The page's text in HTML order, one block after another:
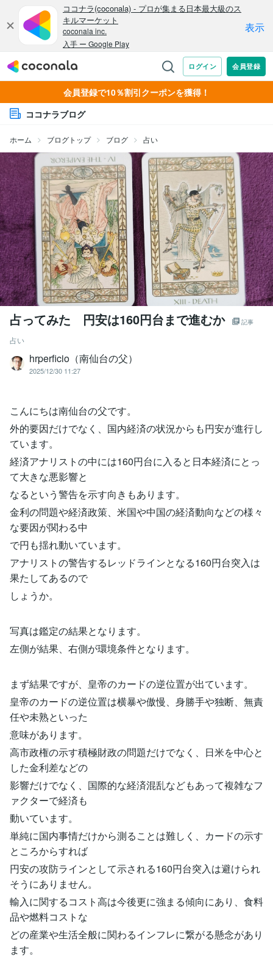
会員登録で10％割引クーポンを獲得！
ココナラブログ
ホーム ブログトップ ブログ 占い
占ってみた 円安は160円台まで進むか 記事
占い
hrperficio（南仙台の父）
2025/12/30 11:27
こんにちは南仙台の父です。
外的要因だけでなく、国内経済の状況からも円安が進行し
ています。
経済アナリストの中には160円台に入ると日本経済にとっ
て大きな悪影響と
なるという警告を示す向きもあります。
金利の問題や経済政策、米国や中国の経済動向などの様々
な要因が関わる中
で円も揺れ動いています。
アナリストの警告するレッドラインとなる160円台突入は
果たしてあるので
しょうか。
写真は鑑定の結果となります。
左側が結果、右側が環境条件となります。
まず結果ですが、皇帝のカードの逆位置が出ています。
皇帝のカードの逆位置は横暴や傲慢、身勝手や独断、無責
任や未熟といった
意味があります。
高市政権の示す積極財政の問題だけでなく、日米を中心と
した金利差などの
影響だけでなく、国際的な経済混乱などもあって複雑なフ
ァクターで経済も
動いています。
単純に国内事情だけから測ることは難しく、カードの示す
ところからすれば
円安の攻防ラインとして示される160円台突入は避けられ
そうにありません。
輸入に関するコスト高は今後更に強まる傾向にあり、食料
品や燃料コストな
どの産業や生活全般に関わるインフレに繋がる懸念があり
ます。